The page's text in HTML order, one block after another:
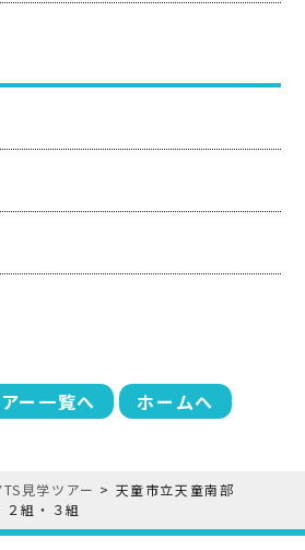
ー一覧へ ホームへ
見学ツアー > 天童市立天童南部
組・３組